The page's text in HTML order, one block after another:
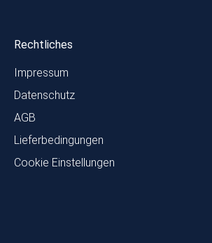
Rechtliches
Impressum
Datenschutz
AGB
Lieferbedingungen
Cookie Einstellungen